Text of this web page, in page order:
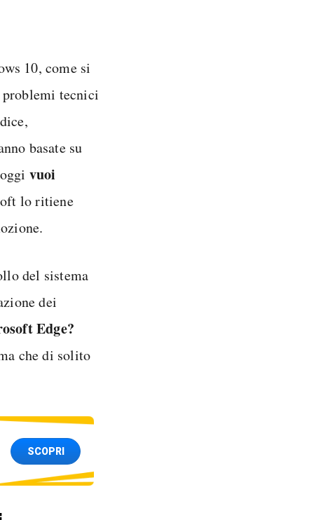
10, come si
tecnici
basate su
vuoi
lo ritiene
del sistema
dei
Edge?
che di solito
SCOPRI